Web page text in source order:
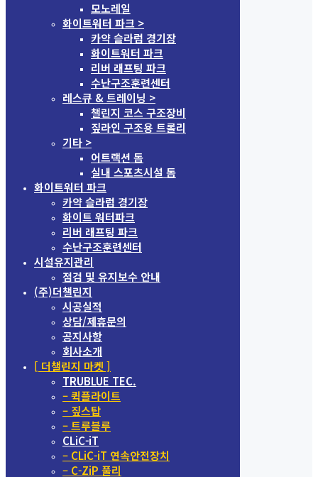
모노레일
화이트워터 파크 >
카약 슬라럼 경기장
화이트워터 파크
리버 래프팅 파크
수난구조훈련센터
레스큐 & 트레이닝 >
챌린지 코스 구조장비
짚라인 구조용 트롤리
기타 >
어트랙션 돔
실내 스포츠시설 돔
화이트워터 파크
카약 슬라럼 경기장
화이트 워터파크
리버 래프팅 파크
수난구조훈련센터
시설유지관리
점검 및 유지보수 안내
(주)더챌린지
시공실적
상담/제휴문의
공지사항
회사소개
[ 더챌린지 마켓 ]
TRUBLUE TEC.
– 퀵플라이트
– 짚스탑
– 트루블루
CLiC-iT
– CLiC-iT 연속안전장치
– C-ZiP 풀리